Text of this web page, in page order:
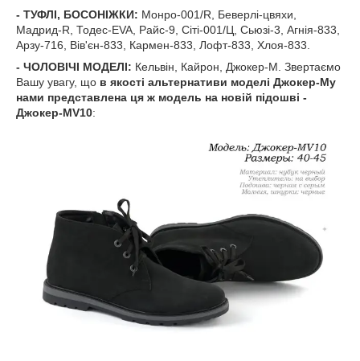
- ТУФЛІ, БОСОНІЖКИ: Монро-001/R, Беверлі-цвяхи,
Мадрид-R, Тодес-EVA, Райс-9, Сіті-001/Ц, Сьюзі-3, Агнія-833,
Арзу-716, Вів'єн-833, Кармен-833, Лофт-833, Хлоя-833.
- ЧОЛОВІЧІ МОДЕЛІ: Кельвін, Кайрон, Джокер-М. Звертаємо
Вашу увагу, що в якості альтернативи моделі Джокер-Му
нами представлена ця ж модель на новій підошві -
Джокер-MV10: